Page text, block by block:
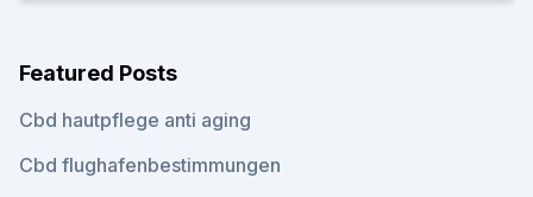
Featured Posts
Cbd hautpflege anti aging
Cbd flughafenbestimmungen